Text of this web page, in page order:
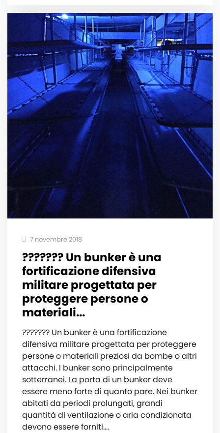
7 novembre 2018
??????? Un bunker è una
fortificazione difensiva
militare progettata per
proteggere persone o
materiali...
??????? Un bunker è una fortificazione
difensiva militare progettata per proteggere
persone o materiali preziosi da bombe o altri
attacchi. I bunker sono principalmente
sotterranei. La porta di un bunker deve
essere meno forte di quanto pare. Nei bunker
abitati da periodi prolungati, grandi
quantità di ventilazione o aria condizionata
devono essere forniti.…